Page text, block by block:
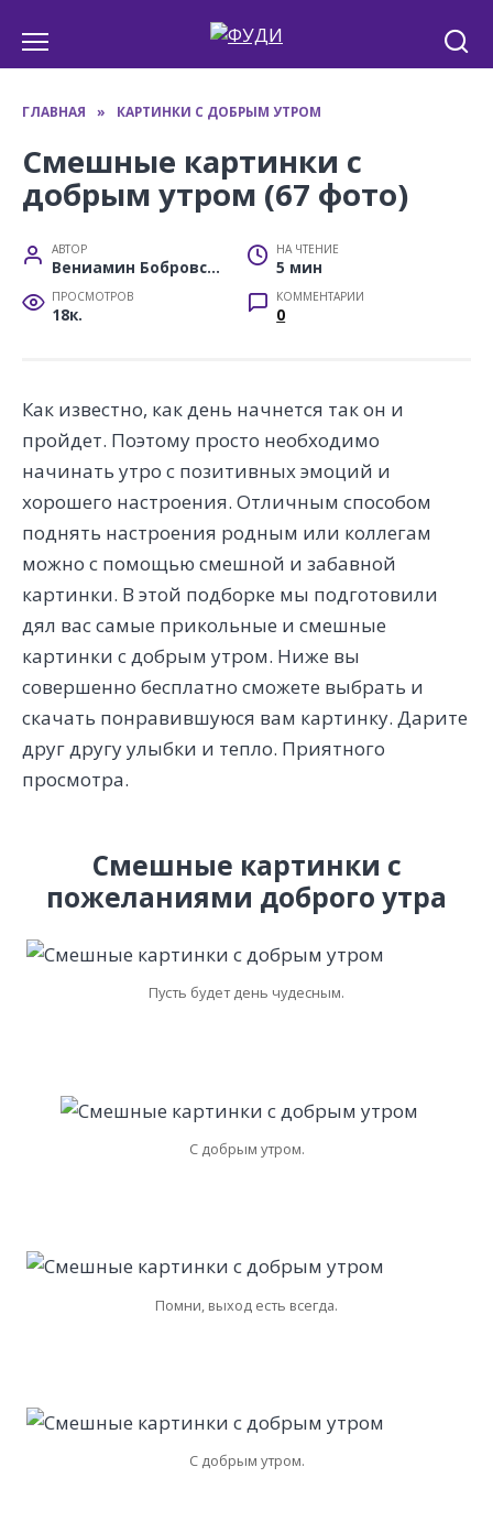
содержанию
ГЛАВНАЯ » КАРТИНКИ С ДОБРЫМ УТРОМ
Смешные картинки с
добрым утром (67 фото)
АВТОР
Вениамин Бобровский
НА ЧТЕНИЕ
5 мин
ПРОСМОТРОВ
18к.
КОММЕНТАРИИ
0
Как известно, как день начнется так он и
пройдет. Поэтому просто необходимо
начинать утро с позитивных эмоций и
хорошего настроения. Отличным способом
поднять настроения родным или коллегам
можно с помощью смешной и забавной
картинки. В этой подборке мы подготовили
дял вас самые прикольные и смешные
картинки с добрым утром. Ниже вы
совершенно бесплатно сможете выбрать и
скачать понравившуюся вам картинку. Дарите
друг другу улыбки и тепло. Приятного
просмотра.
Смешные картинки с
пожеланиями доброго утра
Пусть будет день чудесным.
С добрым утром.
Помни, выход есть всегда.
С добрым утром.